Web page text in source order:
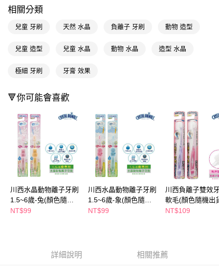
３．安心：先確認商品／服務後，再付款。
【「AFTEE先享後付」結帳流程】
２．訂單成立數日內，您將收到繳費通知簡訊。
ATM／網路銀行／等多元方式進行付款，方視為交易完成。
後付繳納相關費用。
※ 交易是否成功請以「AFTEE先享後付 」之結帳頁面顯示為準，若有關於
是否繳費成功／繳費後需取消欲退款等相關疑問，請聯繫「AFTEE先享後付
客戶支援中心」
https://netprotections.freshdesk.com/support/home
【注意事項】
１．透過由恩沛科技股份有限公司提供之「AFTEE先享後付」服務完成之交
易，需依本服務之必要範圍內提供個人資料，並將交易相關給付款項請求債
權轉讓予恩沛科技股份有限公司。
２．關於個人資料處理事宜，請瀏覽以下網址：
３．未成年的使用者請事先徵得法定代理人或監護人之同意方可使用
「AFTEE先享後付」，若未經同意申辦者引起之損失，本公司不負相關責
任。
恩沛科技股份有限公司將有權停止該用戶之使用額度並採取法律行動。
全家取貨付款
每筆NT$65，滿NT$390(含以上)免運費
萊爾富取貨付款
付款後萊爾富取貨
每筆NT$65，滿NT$490(含以上)免運費
7-11取貨付款
每筆NT$65，滿NT$490(含以上)免運費
付款後7-11取貨
每筆NT$65，滿NT$490(含以上)免運費
宅配(本島)
每筆NT$100，滿NT$790(含以上)免運費
相關分類
兒童 牙刷 天然 水晶 負離子 牙刷 動物 造型
兒童 造型 兒童 水晶 動物 水晶 造型 水晶
極細 牙刷 牙膏 效果
🔻你可能會喜歡
川西水晶動物離子牙刷
1.5~6歲-兔(顏色隨機
出貨)
NT$99
川西水晶動物離子牙刷
1.5~6歲-象(顏色隨機
出貨)
NT$99
川西負離子雙效
軟毛(顏色隨機出
NT$109
詳細說明 相關推薦